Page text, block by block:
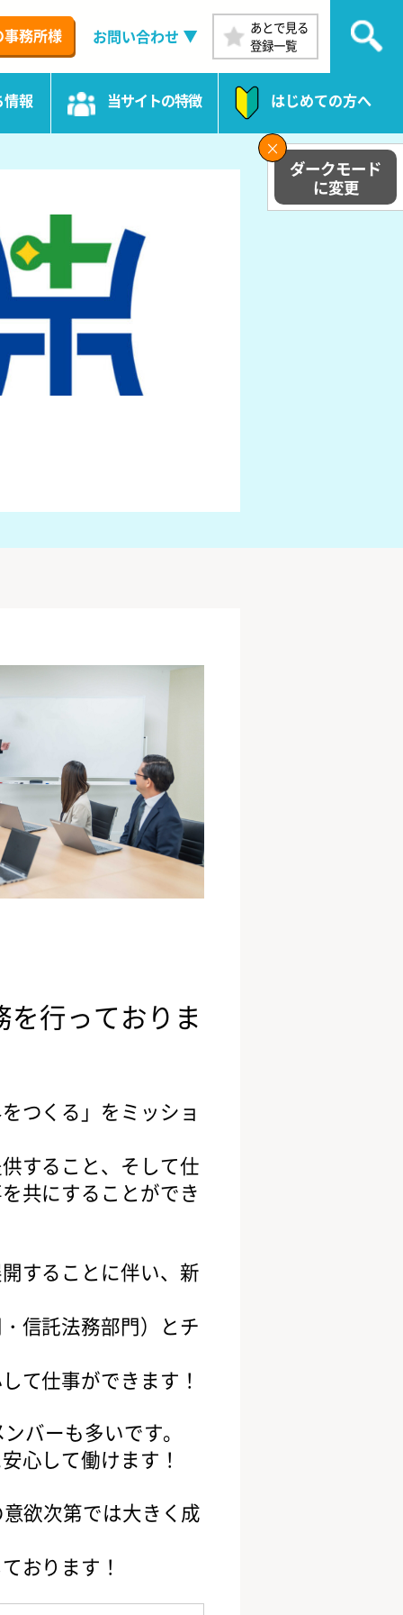
務所様 お問い合わせ
あとで見る
登録一覧
情報 当サイトの特徴 はじめての方へ
行っておりま
つくる」をミッショ
すること、そして仕
共にすることができ
することに伴い、新
信託法務部門）とチ
て仕事ができます！
バーも多いです。
心して働けます！
欲次第では大きく成
おります！